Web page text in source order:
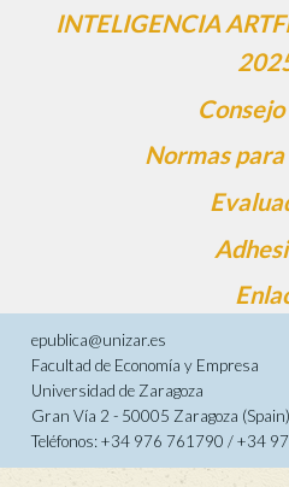
INTELIGENCIA
Normas
epublica@unizar.es
Facultad de Economía y Empresa
Universidad de Zaragoza
Gran Vía 2 - 50005 Zaragoza (Spain)
Teléfonos: +34 976 761790 / +34